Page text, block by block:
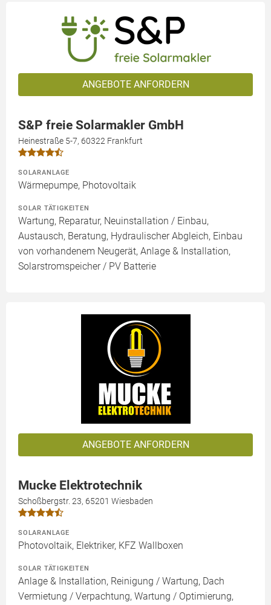
ANGEBOTE ANFORDERN
S&P freie Solarmakler GmbH
Heinestraße 5-7, 60322 Frankfurt
SOLARANLAGE
Wärmepumpe, Photovoltaik
SOLAR TÄTIGKEITEN
Wartung, Reparatur, Neuinstallation / Einbau,
Austausch, Beratung, Hydraulischer Abgleich, Einbau
von vorhandenem Neugerät, Anlage & Installation,
Solarstromspeicher / PV Batterie
ANGEBOTE ANFORDERN
Mucke Elektrotechnik
Schoßbergstr. 23, 65201 Wiesbaden
SOLARANLAGE
Photovoltaik, Elektriker, KFZ Wallboxen
SOLAR TÄTIGKEITEN
Anlage & Installation, Reinigung / Wartung, Dach
Vermietung / Verpachtung, Wartung / Optimierung,